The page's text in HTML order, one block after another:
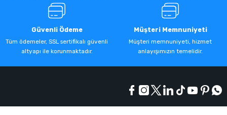
Güvenli Ödeme
Tüm ödemeler, SSL sertifikalı güvenli
altyapı ile korunmaktadır.
Müşteri Memnuniyeti
Müşteri memnuniyeti, hizmet
anlayışımızın temelidir.